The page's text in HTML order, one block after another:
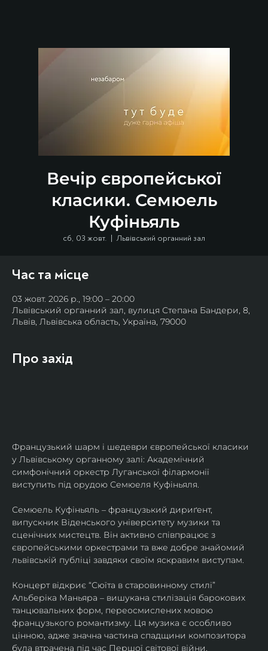
Вечір європейської
класики. Семюель
Куфіньяль
сб, 03 жовт.
  |
Львівський органний зал
Час та місце
03 жовт. 2026 р., 19:00 – 20:00
Львівський органний зал, вулиця Степана Бандери, 8,
Львів, Львівська область, Україна, 79000
Про захід
Французький шарм і шедеври європейської класики
у Львівському органному залі: Академічний
симфонічний оркестр Луганської філармонії
виступить під орудою Семюеля Куфіньяля.
Семюель Куфіньяль – французький дириґент,
випускник Віденського університету музики та
сценічних мистецтв. Він активно співпрацює з
європейськими оркестрами та вже добре знайомий
львівській публіці завдяки своїм яскравим виступам.
Концерт відкриє “Сюїта в старовинному стилі”
Альберіка Маньяра – вишукана стилізація барокових
танцювальних форм, переосмислених мовою
французького романтизму. Ця музика є особливо
цінною, адже значна частина спадщини композитора
була втрачена під час Першої світової війни.